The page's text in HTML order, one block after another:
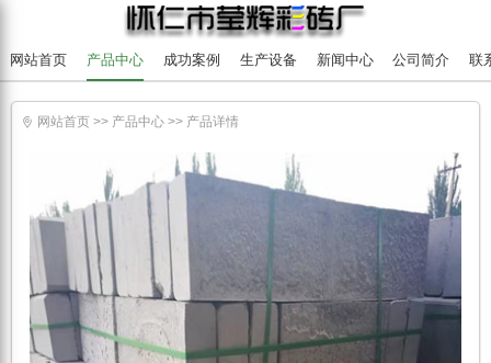
网站首页 产品中心 成功案例 生产设备 新闻中心 公司简介 联
 网站首页 >> 产品中心 >> 产品详情